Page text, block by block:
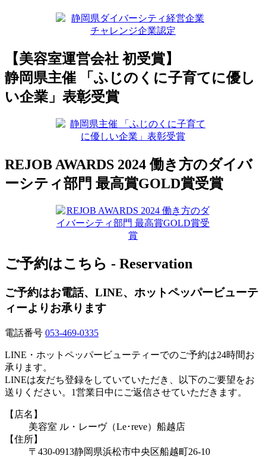
【美容室運営会社 初受賞】
静岡県主催 「ふじのくに子育てに優し
い企業」表彰受賞
REJOB AWARDS 2024 働き方のダイバ
ーシティ部門 最高賞GOLD賞受賞
ご予約はこちら - Reservation
ご予約はお電話、LINE、ホットペッパービューテ
ィーよりお承ります
電話番号 053-469-0335
LINE・ホットペッパービューティーでのご予約は24時間お
承ります。
LINEは友だち登録をしていていただき、以下のご要望をお
送りください。1営業日中にご返信させていただきます。
【店名】
美容室 ル・レーヴ（Le･reve）船越店
【住所】
〒430-0913静岡県浜松市中央区船越町26-10